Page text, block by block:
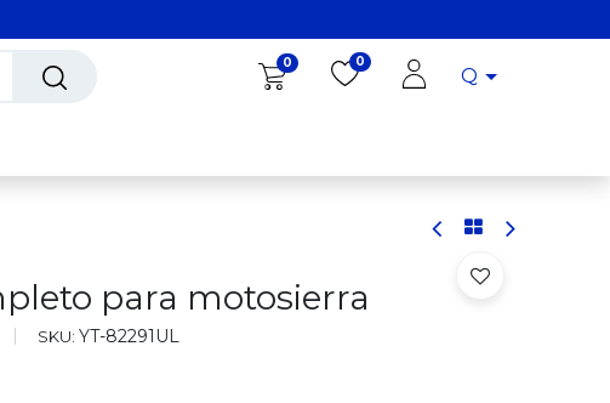
0 0
Q
para motosierra
SKU: YT-82291UL